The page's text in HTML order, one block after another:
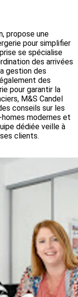
propose une
pour simplifier
se spécialise
des arrivées
gestion des
des
pour garantir la
M&S Candel
conseils sur les
modernes et
dédiée veille à
clients.